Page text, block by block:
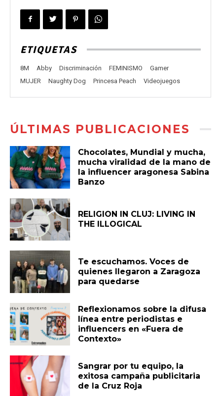
ETIQUETAS
8M Abby Discriminación FEMINISMO
Gamer
MUJER
Naughty Dog Princesa Peach Videojuegos
ÚLTIMAS PUBLICACIONES
Chocolates, Mundial y mucha,
mucha viralidad de la mano de
la influencer aragonesa Sabina
Banzo
RELIGION IN CLUJ: LIVING IN
THE ILLOGICAL
Te escuchamos. Voces de
quienes llegaron a Zaragoza
para quedarse
Reflexionamos sobre la difusa
línea entre periodistas e
influencers en «Fuera de
Contexto»
Sangrar por tu equipo, la
exitosa campaña publicitaria
de la Cruz Roja